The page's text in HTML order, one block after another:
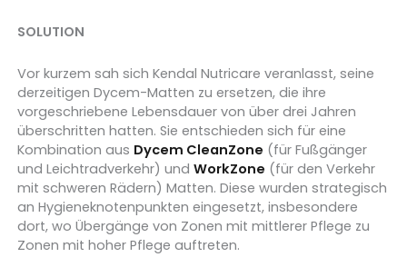
SOLUTION
Vor kurzem sah sich Kendal Nutricare veranlasst, seine
derzeitigen Dycem-Matten zu ersetzen, die ihre
vorgeschriebene Lebensdauer von über drei Jahren
überschritten hatten. Sie entschieden sich für eine
Kombination aus Dycem CleanZone (für Fußgänger
und Leichtradverkehr) und WorkZone (für den Verkehr
mit schweren Rädern) Matten. Diese wurden strategisch
an Hygieneknotenpunkten eingesetzt, insbesondere
dort, wo Übergänge von Zonen mit mittlerer Pflege zu
Zonen mit hoher Pflege auftreten.